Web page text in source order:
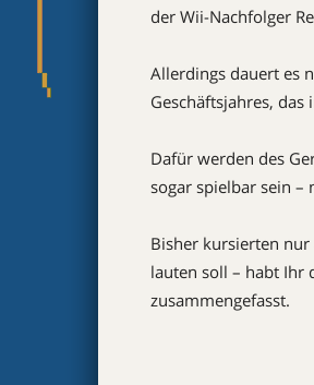
der Wii-Nachfolger
Allerdings dauert es
Geschäftsjahres,
Dafür werden des
sogar spielbar sein
Bisher kursierten
lauten soll – habt Ihr
zusammengefasst.